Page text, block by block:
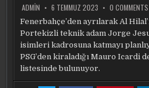
ADMIN 6 TEMMUZ 2023 0 COMMENTS
Fenerbahçe’den ayrılarak Al
Portekizli teknik adam Jorge
isimleri kadrosuna katmayı
PSG’den kiraladığı Mauro Icardi
listesinde bulunuyor.